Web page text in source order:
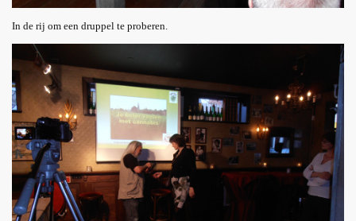
In de rij om een druppel te proberen.